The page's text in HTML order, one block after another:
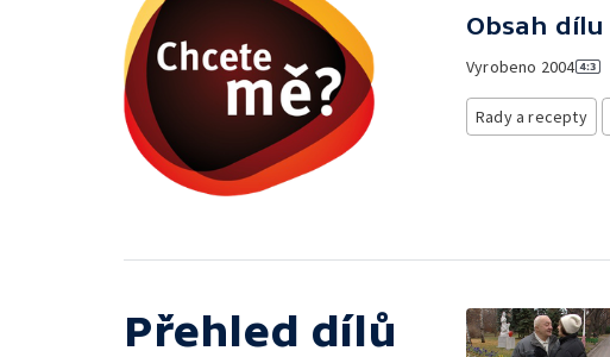
Obsah dílu
Vyrobeno 2004
Rady a recepty
Přehled dílů